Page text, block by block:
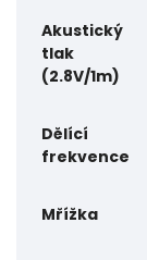
Akustický
tlak
(2.8V/1m)
Dělící
frekvence
Mřížka